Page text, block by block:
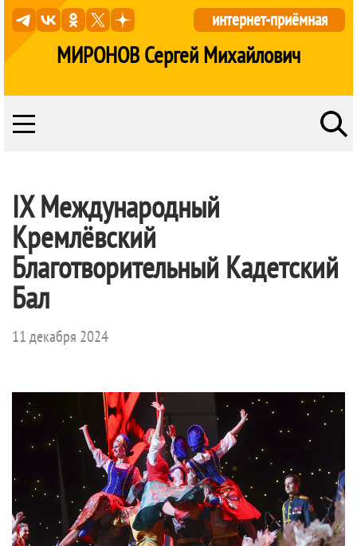
МИРОНОВ Сергей Михайлович
интернет-приёмная
IX Международный
Кремлёвский
Благотворительный Кадетский
Бал
11 декабря 2024